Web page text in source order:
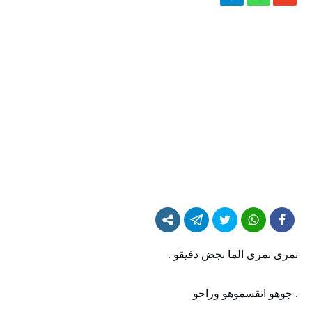
تمرى تمرى الما نجض دفيقو .
. جوهو اتقسموهو وراحو